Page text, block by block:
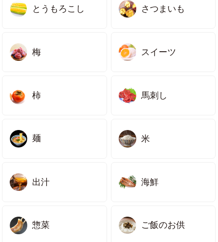
とうもろこし さつまいも
梅 スイーツ
柿 馬刺し
麺 米
出汁 海鮮
惣菜 ご飯のお供